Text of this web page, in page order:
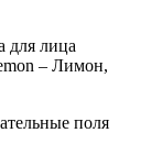
для лица
– Лимон,
поля